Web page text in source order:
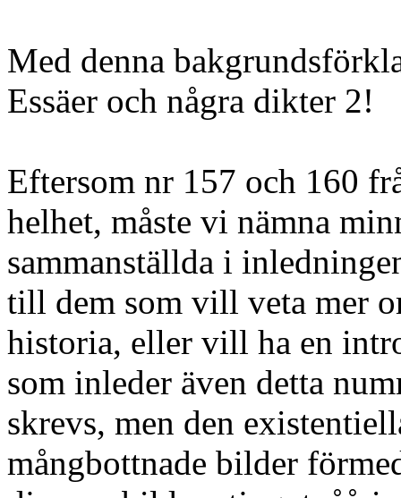
Med denna
Essäer och några dikter 2!
Eftersom nr 157 och 160
helhet, måste vi nämna
sammanställda i
till dem som vill veta mer
historia, eller vill ha en
som inleder även detta
skrevs, men den
mångbottnade bilder